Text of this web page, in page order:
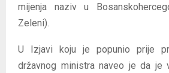
mijenja naziv u
Zeleni).
U Izjavi koju je popunio prije
državnog ministra naveo je da je